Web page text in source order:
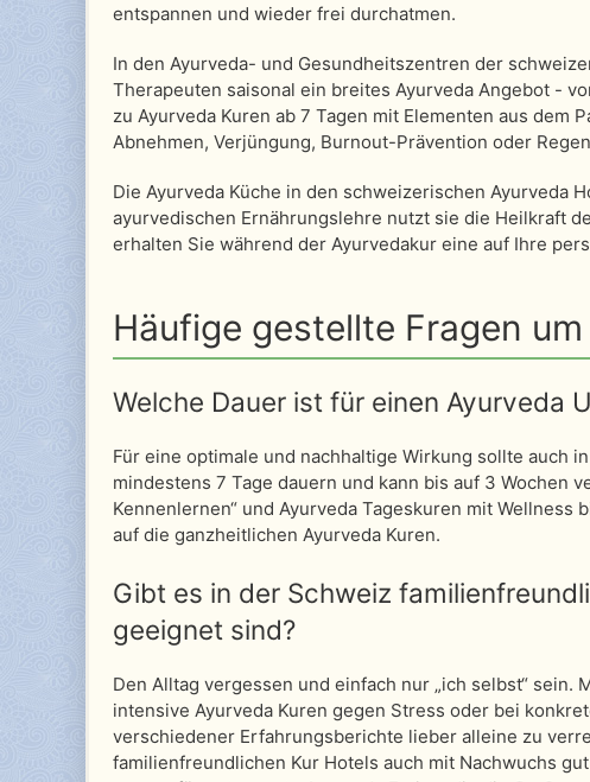
entspannen und wieder frei durchatmen.
In den Ayurveda- und Gesundheitszentren der
Therapeuten saisonal ein breites Ayurveda Angebot -
zu Ayurveda Kuren ab 7 Tagen mit Elementen aus dem
Abnehmen, Verjüngung, Burnout-Prävention oder
Die Ayurveda Küche in den schweizerischen Ayurveda
ayurvedischen Ernährungslehre nutzt sie die Heilkraft
erhalten Sie während der Ayurvedakur eine auf Ihre
Häufige gestellte Fragen
Welche Dauer ist für einen Ayurveda
Für eine optimale und nachhaltige Wirkung sollte auch
mindestens 7 Tage dauern und kann bis auf 3 Wochen
Kennenlernen“ und Ayurveda Tageskuren mit
auf die ganzheitlichen Ayurveda Kuren.
Gibt es in der Schweiz
geeignet sind?
Den Alltag vergessen und einfach nur „ich selbst“
intensive Ayurveda Kuren gegen Stress oder bei
verschiedener Erfahrungsberichte lieber alleine zu
familienfreundlichen Kur Hotels auch mit Nachwuchs